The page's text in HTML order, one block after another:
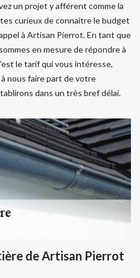
un projet y afférent comme la
curieux de connaitre le budget
à Artisan Pierrot. En tant que
en mesure de répondre à
le tarif qui vous intéresse,
nous faire part de votre
dans un très bref délai.
de Artisan Pierrot